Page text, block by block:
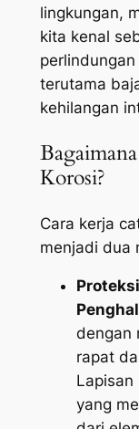
lingkungan,
kita kenal
terutama
kehilangan
Korosi?
Cara kerja
menjadi dua
dengan
rapat
Lapisan
yang